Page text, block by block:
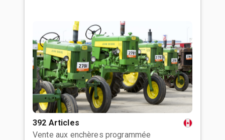
392 Articles
Vente aux enchères programmée